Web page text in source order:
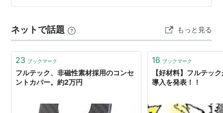
初取得だが、2026年12月の優待をもって廃止予定。 ・
ネットで話題 もっと見る
23 ブックマーク
フルテック、非磁性素材採用のコンセ
ントカバー。約2万円
16 ブックマーク
【好材料】フルテッ
導入を発表！！